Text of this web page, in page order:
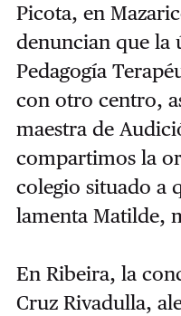
Picota, en
denuncian que la
Pedagogía
con otro centro,
maestra de
compartimos la
colegio situado a
lamenta Matilde,
En Ribeira, la
Cruz Rivadulla,